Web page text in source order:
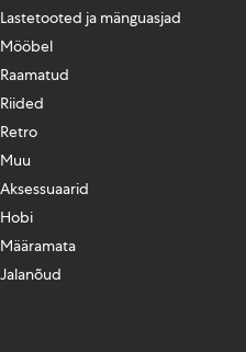
Lastetooted ja mänguasjad
Mööbel
Raamatud
Riided
Retro
Muu
Aksessuaarid
Hobi
Määramata
Jalanõud